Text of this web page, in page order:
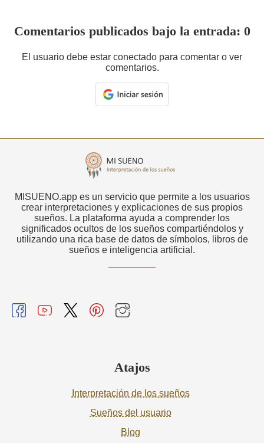
Comentarios publicados bajo la entrada: 0
El usuario debe estar conectado para comentar o ver
comentarios.
MISUENO.app es un servicio que permite a los usuarios
crear interpretaciones y explicaciones de sus propios
sueños. La plataforma ayuda a comprender los
significados ocultos de los sueños compartiéndolos y
utilizando una rica base de datos de símbolos, libros de
sueños e inteligencia artificial.
Atajos
Interpretación de los sueños
Sueños del usuario
Blog